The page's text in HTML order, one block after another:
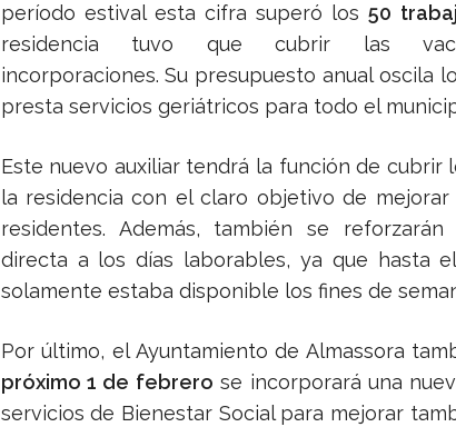
período estival esta cifra superó los50
residencia tuvo que cubrir las
incorporaciones. Su presupuesto anual oscila
presta servicios geriátricos para todo el
Este nuevo auxiliar tendrá la función de cubrir
la residencia con el claro objetivo de
residentes. Además, también se
directa a los días laborables, ya que hasta
solamente estaba disponible los fines de
Por último, el Ayuntamiento de Almassora
próximo 1 de febrero se incorporará una
servicios de Bienestar Social para mejorar